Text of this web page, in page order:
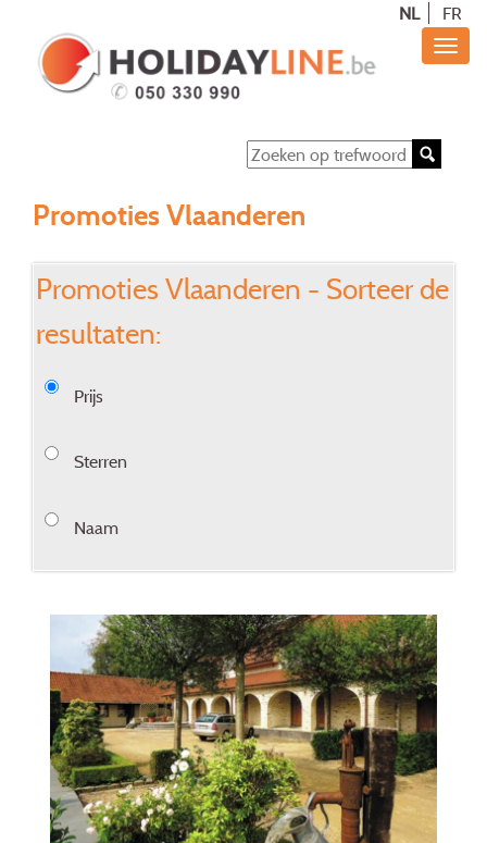
NL FR
Promoties Vlaanderen
Promoties Vlaanderen - Sorteer de
resultaten:
Prijs
Sterren
Naam